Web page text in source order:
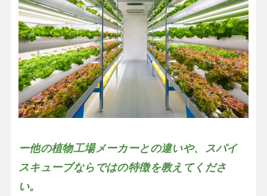
ー他の植物工場メーカーとの違いや、スパイ
スキューブならではの特徴を教えてくださ
い。